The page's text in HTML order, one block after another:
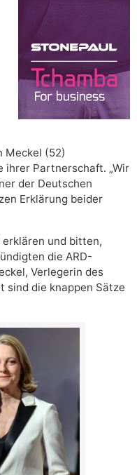
Meckel (52)
ihrer Partnerschaft. „Wir
der Deutschen
Erklärung beider
erklären und bitten,
die ARD-
Verlegerin des
sind die knappen Sätze